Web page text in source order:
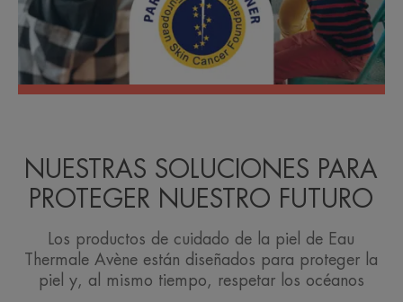
NUESTRAS SOLUCIONES PARA
PROTEGER NUESTRO FUTURO
Los productos de cuidado de la piel de Eau
Thermale Avène están diseñados para proteger la
piel y, al mismo tiempo, respetar los océanos